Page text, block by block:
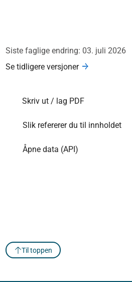
Siste faglige endring: 03. juli 2026
Se tidligere versjoner
Skriv ut / lag PDF
Slik refererer du til innholdet
Åpne data (API)
Til toppen